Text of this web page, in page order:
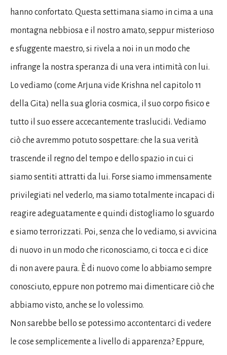
hanno confortato. Questa settimana siamo in cima a una
montagna nebbiosa e il nostro amato, seppur misterioso
e sfuggente maestro, si rivela a noi in un modo che
infrange la nostra speranza di una vera intimità con lui.
Lo vediamo (come Arjuna vide Krishna nel capitolo 11
della Gita) nella sua gloria cosmica, il suo corpo fisico e
tutto il suo essere accecantemente traslucidi. Vediamo
ciò che avremmo potuto sospettare: che la sua verità
trascende il regno del tempo e dello spazio in cui ci
siamo sentiti attratti da lui. Forse siamo immensamente
privilegiati nel vederlo, ma siamo totalmente incapaci di
reagire adeguatamente e quindi distogliamo lo sguardo
e siamo terrorizzati. Poi, senza che lo vediamo, si avvicina
di nuovo in un modo che riconosciamo, ci tocca e ci dice
di non avere paura. È di nuovo come lo abbiamo sempre
conosciuto, eppure non potremo mai dimenticare ciò che
abbiamo visto, anche se lo volessimo.
Non sarebbe bello se potessimo accontentarci di vedere
le cose semplicemente a livello di apparenza? Eppure,